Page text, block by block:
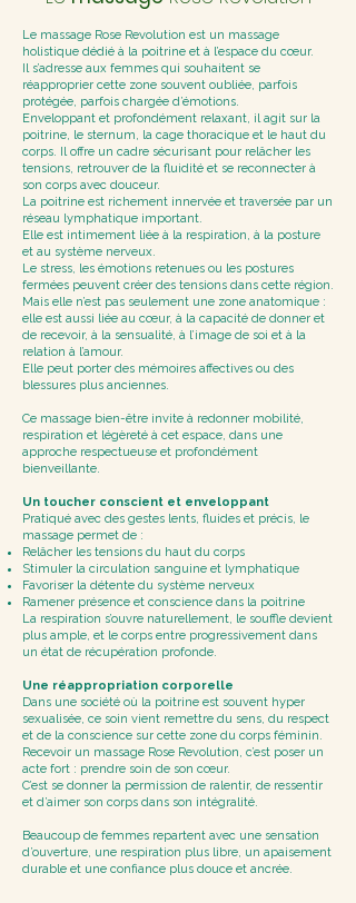
Le massage Rose Revolution est un massage
holistique dédié à la poitrine et à l’espace du cœur.
Il s’adresse aux femmes qui souhaitent se
réapproprier cette zone souvent oubliée, parfois
protégée, parfois chargée d’émotions.
Enveloppant et profondément relaxant, il agit sur la
poitrine, le sternum, la cage thoracique et le haut du
corps. Il offre un cadre sécurisant pour relâcher les
tensions, retrouver de la fluidité et se reconnecter à
son corps avec douceur.
La poitrine est richement innervée et traversée par un
réseau lymphatique important.
Elle est intimement liée à la respiration, à la posture
et au système nerveux.
Le stress, les émotions retenues ou les postures
fermées peuvent créer des tensions dans cette région.
Mais elle n’est pas seulement une zone anatomique :
elle est aussi liée au cœur, à la capacité de donner et
de recevoir, à la sensualité, à l’image de soi et à la
relation à l’amour.
Elle peut porter des mémoires affectives ou des
blessures plus anciennes.
Ce massage bien-être invite à redonner mobilité,
respiration et légèreté à cet espace, dans une
approche respectueuse et profondément
bienveillante.
Un toucher conscient et enveloppant
Pratiqué avec des gestes lents, fluides et précis, le
massage permet de :
Relâcher les tensions du haut du corps
Stimuler la circulation sanguine et lymphatique
Favoriser la détente du système nerveux
Ramener présence et conscience dans la poitrine
La respiration s’ouvre naturellement, le souffle devient
plus ample, et le corps entre progressivement dans
un état de récupération profonde.
Une réappropriation corporelle
Dans une société où la poitrine est souvent hyper
sexualisée, ce soin vient remettre du sens, du respect
et de la conscience sur cette zone du corps féminin.
Recevoir un massage Rose Revolution, c’est poser un
acte fort : prendre soin de son cœur.
C’est se donner la permission de ralentir, de ressentir
et d’aimer son corps dans son intégralité.
Beaucoup de femmes repartent avec une sensation
d’ouverture, une respiration plus libre, un apaisement
durable et une confiance plus douce et ancrée.